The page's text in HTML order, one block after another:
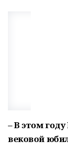
– В этом
вековой